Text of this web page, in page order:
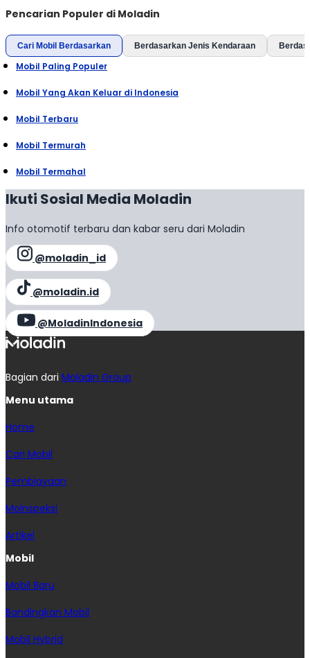
Pencarian Populer di Moladin
Cari Mobil Berdasarkan Berdasarkan Jenis Kendaraan
Mobil Paling Populer
Mobil Yang Akan Keluar di Indonesia
Mobil Terbaru
Mobil Termurah
Mobil Termahal
Ikuti Sosial Media Moladin
Info otomotif terbaru dan kabar seru dari Moladin
@moladin_id
@moladin.id
@MoladinIndonesia
Bagian dari Moladin Group
Menu utama
Home
Cari Mobil
Pembiayaan
MoInspeksi
Artikel
Mobil
Mobil Baru
Bandingkan Mobil
Mobil Hybrid